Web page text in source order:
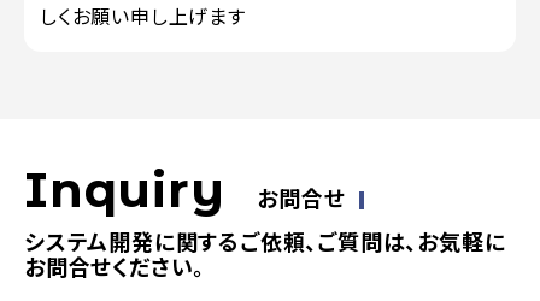
しくお願い申し上げます
Inquiry
お問合せ
システム開発に関するご依頼、ご質問は、お気軽に
お問合せください。